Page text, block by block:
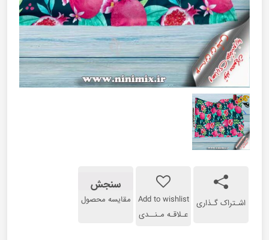
اشـتراک گـذاری Add to wishlist
عـلاقـه مـنــدی
سنجش
مقایسه محصول